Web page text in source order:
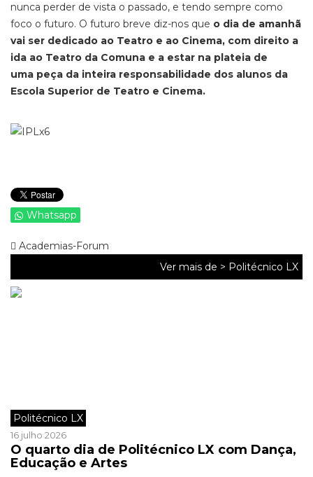
nunca perder de vista o passado, e tendo sempre como
foco o futuro. O futuro breve diz-nos que o dia de amanhã
vai ser dedicado ao Teatro e ao Cinema, com direito a
ida ao Teatro da Comuna e a estar na plateia de
uma peça da inteira responsabilidade dos alunos da
Escola Superior de Teatro e Cinema.
Whatsapp
Academias-Forum
Ver mais de > Politécnico LX
Politécnico LX
16 julho 2026
O quarto dia de Politécnico LX com Dança,
Educação e Artes